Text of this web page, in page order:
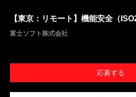
【東京：リモート】機能安全（
富士ソフト株式会社
応募する